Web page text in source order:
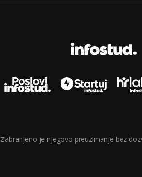
Zabranjeno je njegovo preuzimanje bez